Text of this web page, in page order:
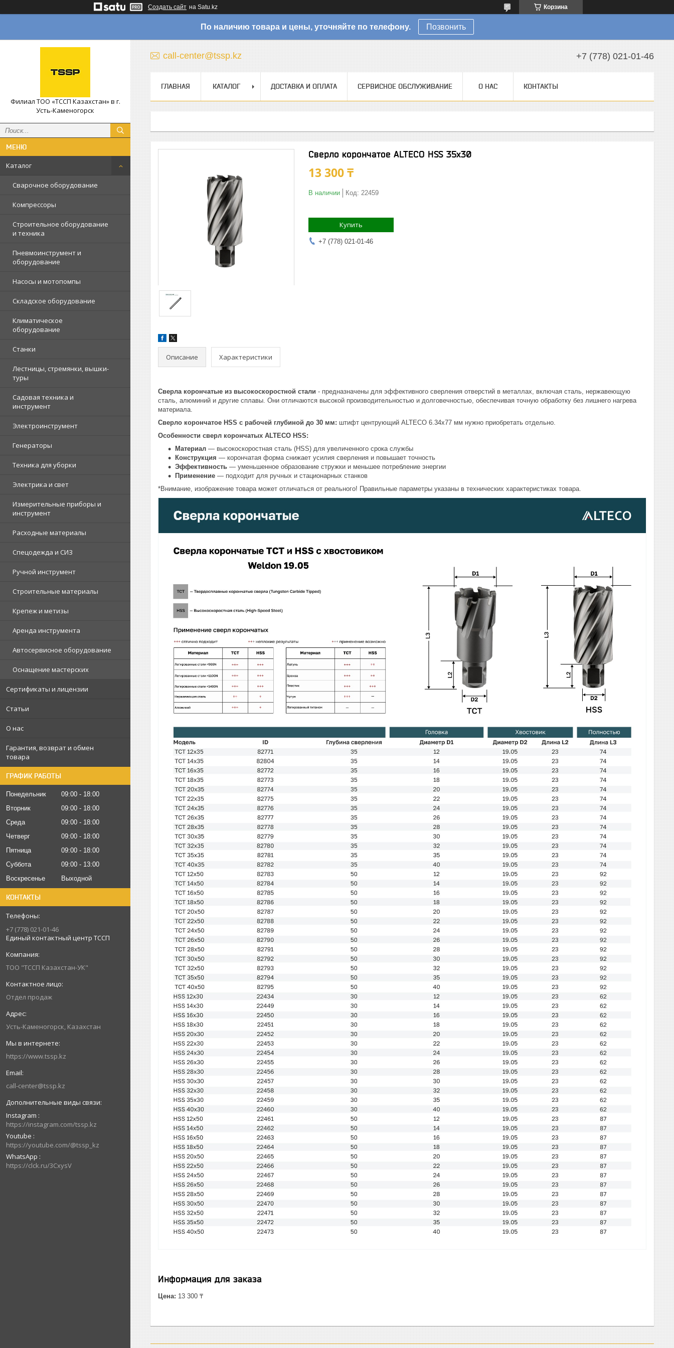
Создать сайт на Satu.kz Корзина
По наличию товара и цены, уточняйте по телефону. Позвонить
Филиал ТОО «ТССП Казахстан» в г.
Усть-Каменогорск
Каталог
Сварочное оборудование
Компрессоры
Строительное оборудование
и техника
Пневмоинструмент и
оборудование
Насосы и мотопомпы
Складское оборудование
Климатическое
оборудование
Станки
Лестницы, стремянки, вышки-
туры
Садовая техника и
инструмент
Электроинструмент
Генераторы
Техника для уборки
Электрика и свет
Измерительные приборы и
инструмент
Расходные материалы
Спецодежда и СИЗ
Ручной инструмент
Строительные материалы
Крепеж и метизы
Аренда инструмента
Автосервисное оборудование
Оснащение мастерских
Сертификаты и лицензии
Статьи
О нас
Гарантия, возврат и обмен
товара
ГРАФИК РАБОТЫ
Понедельник 09:00
18:00
Вторник
09:00
18:00
Среда
09:00
18:00
Четверг
09:00
18:00
Пятница
09:00
18:00
Суббота
09:00
13:00
Воскресенье
Выходной
КОНТАКТЫ
+7 (778) 021-01-46
Единый контактный центр ТССП
ТОО "ТССП Казахстан-УК"
Отдел продаж
Усть-Каменогорск, Казахстан
https://www.tssp.kz
call-center@tssp.kz
Instagram
https://instagram.com/tssp.kz
Youtube
https://youtube.com/@tssp_kz
WhatsApp
https://clck.ru/3CxysV
call-center@tssp.kz +7 (778) 021-01-46
ГЛАВНАЯ КАТАЛОГ ДОСТАВКА И ОПЛАТА СЕРВИСНОЕ ОБСЛУЖИВАНИЕ О НАС КОНТАКТЫ
Сверло корончатое ALTECO HSS 35x30
13 300 ₸
В наличии Код: 22459
Купить
+7 (778) 021-01-46
Описание Характеристики
Сверла корончатые из высокоскоростной стали - предназначены для эффективного сверления отверстий в металлах, включая сталь, нержавеющую
сталь, алюминий и другие сплавы. Они отличаются высокой производительностью и долговечностью, обеспечивая точную обработку без лишнего нагрева
материала.
Сверло корончатое HSS с рабочей глубиной до 30 мм: штифт центрующий ALTECO 6.34х77 мм нужно приобретать отдельно.
Особенности сверл корончатых ALTECO HSS:
Материал — высокоскоростная сталь (HSS) для увеличенного срока службы
Конструкция — корончатая форма снижает усилия сверления и повышает точность
Эффективность — уменьшенное образование стружки и меньшее потребление энергии
Применение — подходит для ручных и стационарных станков
*Внимание, изображение товара может отличаться от реального! Правильные параметры указаны в технических характеристиках товара.
Информация для заказа
Цена: 13 300 ₸